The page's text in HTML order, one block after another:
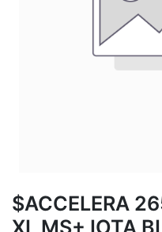
$ACCELERA
XL MS+ IOTA